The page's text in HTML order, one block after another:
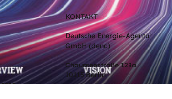
KONTAKT
Deutsche Energie-Agentur
GmbH (dena)
Chausseestraße 128a
10115 Berlin